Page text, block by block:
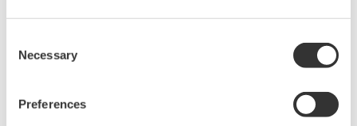
Selection
Necessary
Preferences
FTTH 接入网 安装
AQ7284A
动态范围
用于核心网络和城